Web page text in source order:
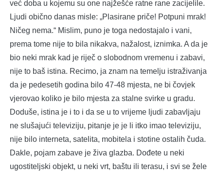
već doba u kojemu su one najžešće ratne rane zacijelile.
Ljudi obično danas misle: „Plasirane priče! Potpuni mrak!
Ničeg nema.“ Mislim, puno je toga nedostajalo i vani,
prema tome nije to bila nikakva, nažalost, iznimka. A da je
bio neki mrak kad je riječ o slobodnom vremenu i zabavi,
nije to baš istina. Recimo, ja znam na temelju istraživanja
da je pedesetih godina bilo 47-48 mjesta, ne bi čovjek
vjerovao koliko je bilo mjesta za stalne svirke u gradu.
Doduše, istina je i to i da se u to vrijeme ljudi zabavljaju
ne slušajući televiziju, pitanje je je li itko imao televiziju,
nije bilo interneta, satelita, mobitela i stotine ostalih čuda.
Dakle, pojam zabave je živa glazba. Dođete u neki
ugostiteljski objekt, u neki vrt, baštu ili terasu, i svi se žele